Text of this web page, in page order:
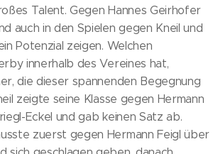
Talent. Gegen Hannes Geirhofer
auch in den Spielen gegen Kneil und
Potenzial zeigen. Welchen
innerhalb des Vereines hat,
die dieser spannenden Begegnung
zeigte seine Klasse gegen Hermann
Eckel und gab keinen Satz ab.
zuerst gegen Hermann Feigl über